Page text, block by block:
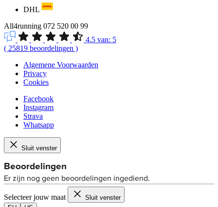
DHL
All4running 072 520 00 99
4.5 van: 5
( 25819 beoordelingen )
Algemene Voorwaarden
Privacy
Cookies
Facebook
Instagram
Strava
Whatsapp
Sluit venster
Selecteer jouw maat
Sluit venster